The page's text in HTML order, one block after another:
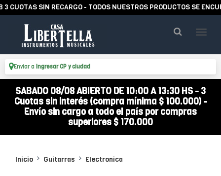
SIN RECARGO - TODOS NUESTROS PRODUCTOS SE
Enviar a Ingresar CP y ciudad
SABADO 08/08 ABIERTO DE 10:00 A 13:30 HS - 3
Cuotas sin interés (compra mínima $ 100.000) -
Envío sin cargo a todo el país por compras
superiores $ 170.000
Inicio Guitarras Electronica